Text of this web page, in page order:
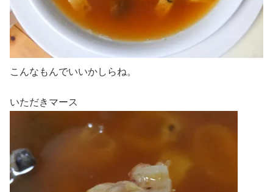
こんなもんでいいかしらね。
いただきマース